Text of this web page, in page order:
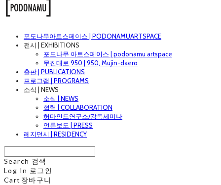
포도나무아트스페이스 | PODONAMUARTSPACE
전시 | EXHIBITIONS
포도나무 아트스페이스 | podonamu artspace
무진대로 950 | 950, Mujin-daero
출판 | PUBLICATIONS
프로그램 | PROGRAMS
소식 | NEWS
소식 | NEWS
협력 | COLLABORATION
허마인드연구소/강독세미나
언론보도 | PRESS
레지던시 | RESIDENCY
Search 검색
Log In 로그인
Cart 장바구니